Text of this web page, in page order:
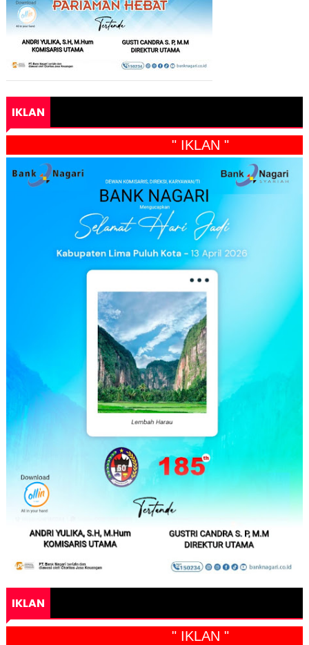
IKLAN
" IKLAN "
IKLAN
" IKLAN "